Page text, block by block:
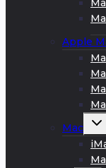
Apple
Mac